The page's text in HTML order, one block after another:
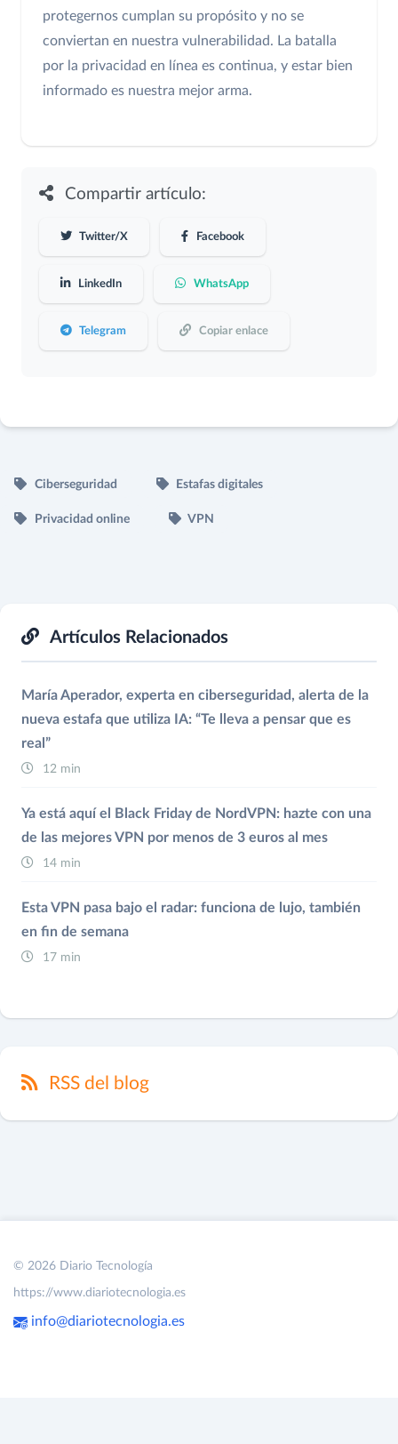
protegernos cumplan su propósito y no se
conviertan en nuestra vulnerabilidad. La batalla
por la privacidad en línea es continua, y estar bien
informado es nuestra mejor arma.
Compartir artículo:
Twitter/X Facebook
LinkedIn WhatsApp
Telegram Copiar enlace
Ciberseguridad Estafas digitales
Privacidad online VPN
Artículos Relacionados
María Aperador, experta en ciberseguridad, alerta de la
nueva estafa que utiliza IA: “Te lleva a pensar que es
real”
12 min
Ya está aquí el Black Friday de NordVPN: hazte con una
de las mejores VPN por menos de 3 euros al mes
14 min
Esta VPN pasa bajo el radar: funciona de lujo, también
en fin de semana
17 min
RSS del blog
© 2026 Diario Tecnología
https://www.diariotecnologia.es
info@diariotecnologia.es